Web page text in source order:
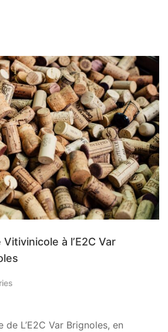
Vitivinicole à l’E2C Var
L’E2C Var Brignoles, en